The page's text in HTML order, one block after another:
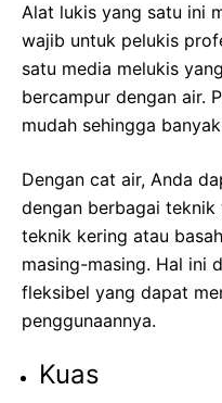
Alat lukis yang satu ini
wajib untuk pelukis
satu media melukis
bercampur dengan air.
mudah sehingga
Dengan cat air, Anda
dengan berbagai teknik
teknik kering atau
masing-masing. Hal ini
fleksibel yang dapat
penggunaannya.
Kuas